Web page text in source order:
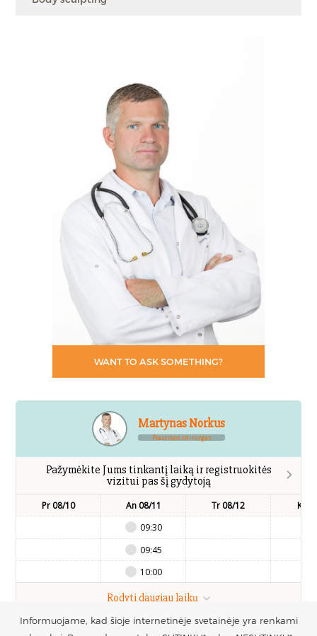
WANT TO ASK SOMETHING?
Martynas Norkus
Plastikos chirurgas
Pažymėkite Jums tinkantį laiką ir registruokitės
vizitui pas šį gydytoją
Pr 08/10
An 08/11
09:30
09:45
10:00
Tr 08/12 Kt
Rodyti daugiau laikų
Informuojame, kad šioje internetinėje svetainėje yra renkami